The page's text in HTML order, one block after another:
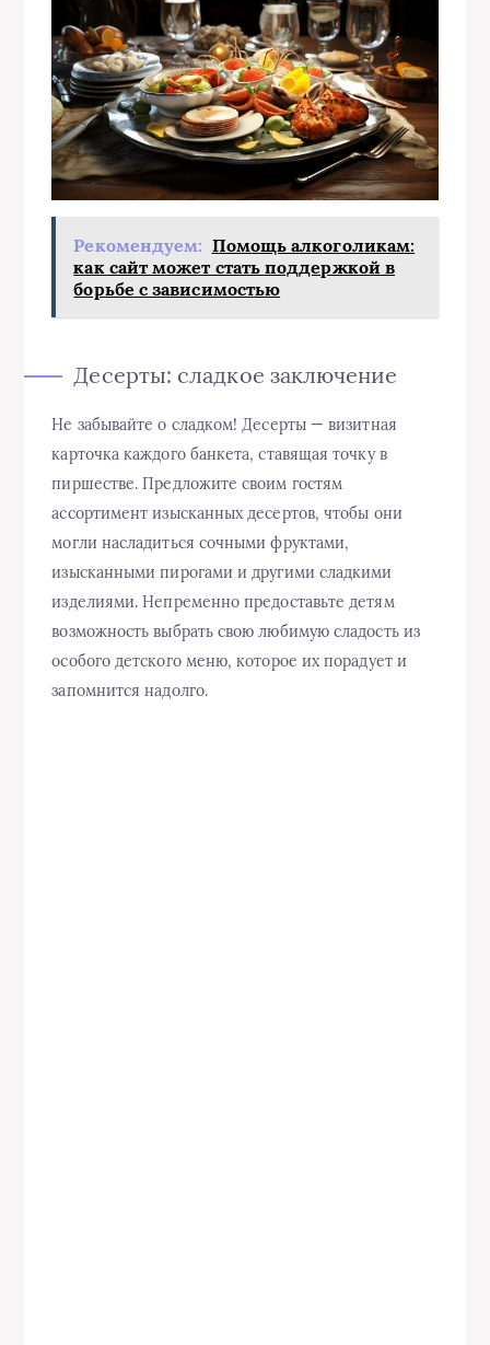
Рекомендуем: Помощь алкоголикам:
как сайт может стать поддержкой в
борьбе с зависимостью
Десерты: сладкое заключение
Не забывайте о сладком! Десерты — визитная
карточка каждого банкета, ставящая точку в
пиршестве. Предложите своим гостям
ассортимент изысканных десертов, чтобы они
могли насладиться сочными фруктами,
изысканными пирогами и другими сладкими
изделиями. Непременно предоставьте детям
возможность выбрать свою любимую сладость из
особого детского меню, которое их порадует и
запомнится надолго.